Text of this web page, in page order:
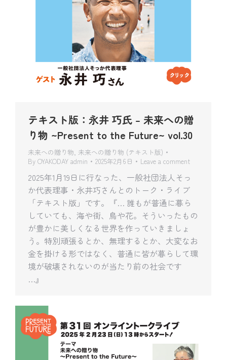
テキスト版：永井 巧氏 – 未来への贈
り物 ~Present to the Future~ vol.30
未来への贈り物, 未来への贈り物 (テキスト版)
By OYAKODAY admin 2025年2月6日 Leave a comment
2025年1月19日に行なった、一般社団法人そっ
か代表理事・永井巧さんとのトーク・ライブ
「テキスト版」です。『… 誰もが普通に暮ら
していても、海や街、鳥や花。そういったもの
が豊かに美しくなる世界を作っていきましょ
う。特別頑張るとか、無理するとか、大変なお
金を掛ける形ではなく、普通に皆が暮らして環
境が破壊されないのが当たり前の社会です
…』